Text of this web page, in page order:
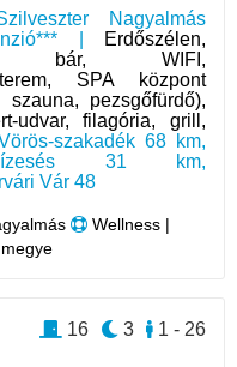
Nagyalmás
|
Erdőszélen,
bár, WIFI,
SPA központ
szauna, pezsgőfürdő),
udvar, filagória, grill,
szakadék 68 km,
vízesés 31 km,
Vár 48
Wellness |
1 - 26
3
16